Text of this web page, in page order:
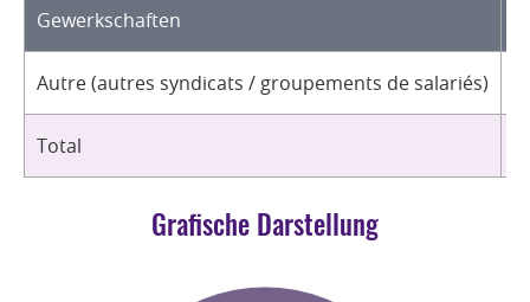
Gewerkschaften
Autre (autres syndicats / groupements de salariés)
Total
Grafische Darstellung